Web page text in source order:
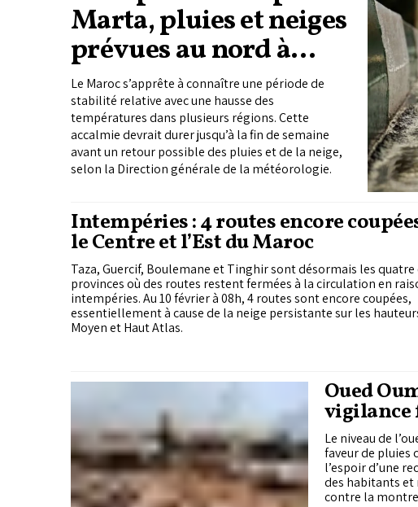
Marta, pluies et neiges
prévues au nord à
partir de vendredi
Le Maroc s’apprête à connaître une période de
stabilité relative avec une hausse des
températures dans plusieurs régions. Cette
accalmie devrait durer jusqu’à la fin de semaine
avant un retour possible des pluies et de la neige,
selon la Direction générale de la météorologie.
Intempéries : 4 routes encore
le Centre et l’Est du Maroc
Taza, Guercif, Boulemane et Tinghir sont désormais les
provinces où des routes restent fermées à la circulation en
intempéries. Au 10 février à 08h, 4 routes sont encore coupées,
essentiellement à cause de la neige persistante sur les
Moyen et Haut Atlas.
Oued
vigilance
Le niveau de
faveur de pluies
l’espoir d’une
des habitants et
contre la